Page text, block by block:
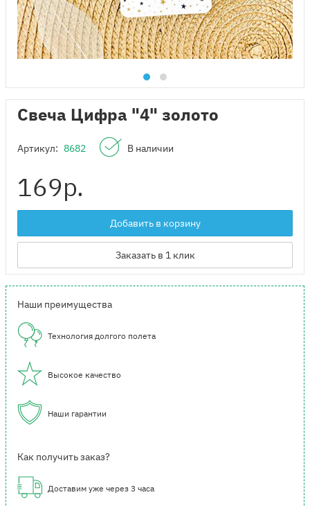
Свеча Цифра "4" золото
Артикул: 8682 В наличии
169р.
Добавить в корзину
Заказать в 1 клик
Наши преимущества
Технология долгого полета
Высокое качество
Наши гарантии
Как получить заказ?
Доставим уже через 3 часа